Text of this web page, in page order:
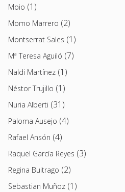
Moio (1)
Momo Marrero (2)
Montserrat Sales (1)
Mª Teresa Aguiló (7)
Naldi Martínez (1)
Néstor Trujillo (1)
Nuria Alberti (31)
Paloma Ausejo (4)
Rafael Ansón (4)
Raquel García Reyes (3)
Regina Buitrago (2)
Sebastian Muñoz (1)